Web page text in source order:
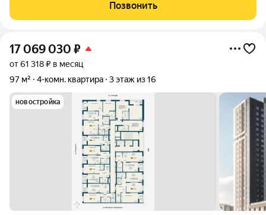
сантехника, выровнены полы, установлены
Позвонить
17 069 030 ₽
от 61 318 ₽ в месяц
97 м²
4-комн. квартира 3 этаж из 16
новостройка